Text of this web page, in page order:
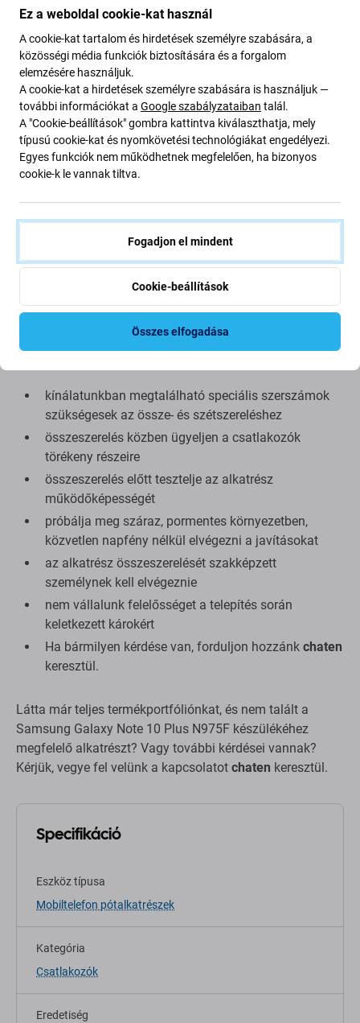
10 Plus N975F
Ha Samsung Galaxy Note 10 Plus N975F eszköze leállt
töltésről, akkor erre azalkatrészrevanszüksége, hogy
újra működjön.
Alkatrészek minősége
Minőség: Utángyártott
alkatrész ugyanazon szabványok, specifikációk és
anyagok szerint készül, mint az eredeti. Ez az eredeti
másolata, és az utángyártott alkatrész (ritka esetekben)
minimális eltérést mutathat a funkcionalitásban, a
minőségben vagy a megjelenésben. Ha többet szeretne
részletesebben a minőségre összpontosítunk.
kínálatunkban megtalálható speciális szerszámok
szükségesek az össze- és szétszereléshez
összeszerelés közben ügyeljen a csatlakozók
törékeny részeire
összeszerelés előtt tesztelje az alkatrész
működőképességét
próbálja meg száraz, pormentes környezetben,
közvetlen napfény nélkül elvégezni a javításokat
az alkatrész összeszerelését szakképzett
személynek kell elvégeznie
nem vállalunk felelősséget a telepítés során
keletkezett károkért
Ha bármilyen kérdése van, forduljon hozzánk chaten
keresztül.
Látta már teljes termékportfóliónkat, és nem talált a
Samsung Galaxy Note 10 Plus N975F készülékéhez
megfelelő alkatrészt? Vagy további kérdései vannak?
Kérjük, vegye fel velünk a kapcsolatot chaten keresztül.
Specifikáció
Eszköz típusa
Mobiltelefon pótalkatrészek
Kategória
Csatlakozók
Eredetiség
Ez a weboldal cookie-kat használ
A cookie-kat tartalom és hirdetések személyre szabására, a
közösségi média funkciók biztosítására és a forgalom
elemzésére használjuk.
A cookie-kat a hirdetések személyre szabására is használjuk —
további információkat a Google szabályzataiban talál.
A "Cookie-beállítások" gombra kattintva kiválaszthatja, mely
típusú cookie-kat és nyomkövetési technológiákat engedélyezi.
Egyes funkciók nem működhetnek megfelelően, ha bizonyos
cookie-k le vannak tiltva.
Fogadjon el mindent
Cookie-beállítások
Összes elfogadása